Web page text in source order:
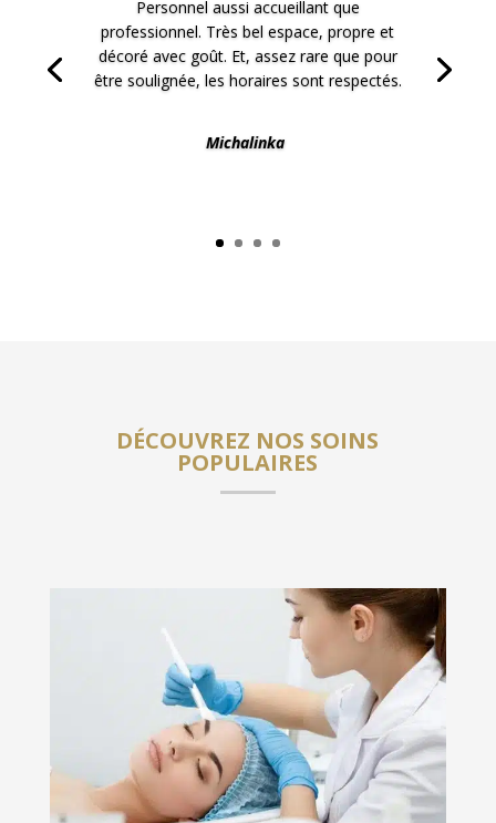
Personnel aussi accueillant que
professionnel. Très bel espace, propre et
décoré avec goût. Et, assez rare que pour
être soulignée, les horaires sont respectés.
Michalinka
DÉCOUVREZ NOS SOINS
POPULAIRES